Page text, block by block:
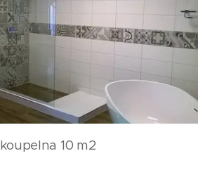
koupelna 10 m2